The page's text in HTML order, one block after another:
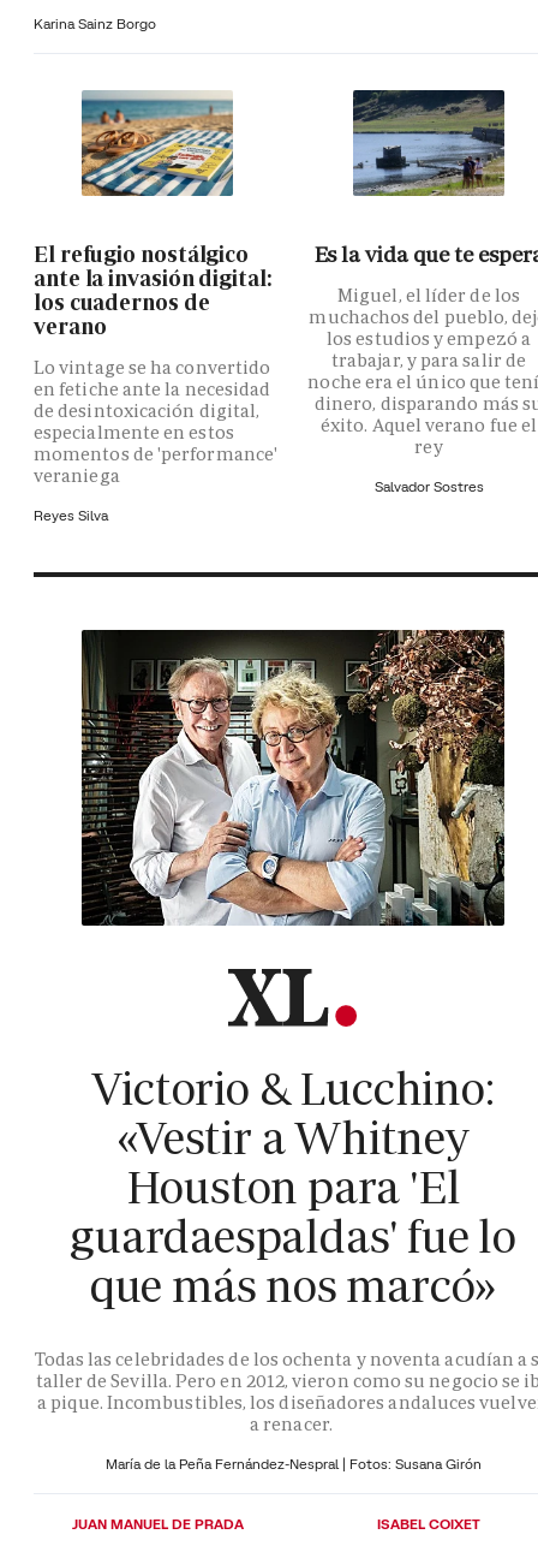
Karina Sainz Borgo
El refugio nostálgico
ante la invasión digital:
los cuadernos de
verano
Lo vintage se ha convertido
en fetiche ante la necesidad
de desintoxicación digital,
especialmente en estos
momentos de 'performance'
veraniega
Reyes Silva
Es la vida que te
Miguel, el líder de los
muchachos del pueblo,
los estudios y empezó a
trabajar, y para salir de
noche era el único que
dinero, disparando más
éxito. Aquel verano fue el
rey
Salvador Sostres
Victorio & Lucchino:
«Vestir a Whitney
Houston para 'El
guardaespaldas' fue lo
que más nos marcó»
Todas las celebridades de los ochenta y noventa acudían a
taller de Sevilla. Pero en 2012, vieron como su negocio se
a pique. Incombustibles, los diseñadores andaluces
a renacer.
María de la Peña Fernández-Nespral | Fotos: Susana Girón
JUAN MANUEL DE PRADA ISABEL COIXET